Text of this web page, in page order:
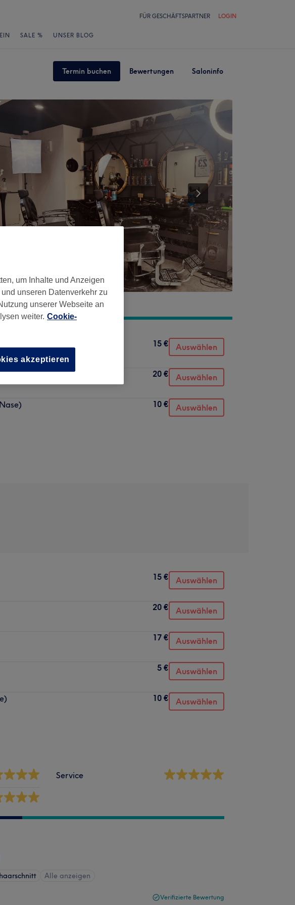
FÜR GESCHÄFTSPARTNER LOGIN
SALE % UNSER BLOG
Termin buchen Bewertungen Saloninfo
15 € Auswählen
20 € Auswählen
10 € Auswählen
15 € Auswählen
20 € Auswählen
17 € Auswählen
5 € Auswählen
10 € Auswählen
Service
Alle anzeigen
Verifizierte Bewertung
um Inhalte und Anzeigen
unseren Datenverkehr zu
unserer Webseite an
weiter. Cookie-
akzeptieren